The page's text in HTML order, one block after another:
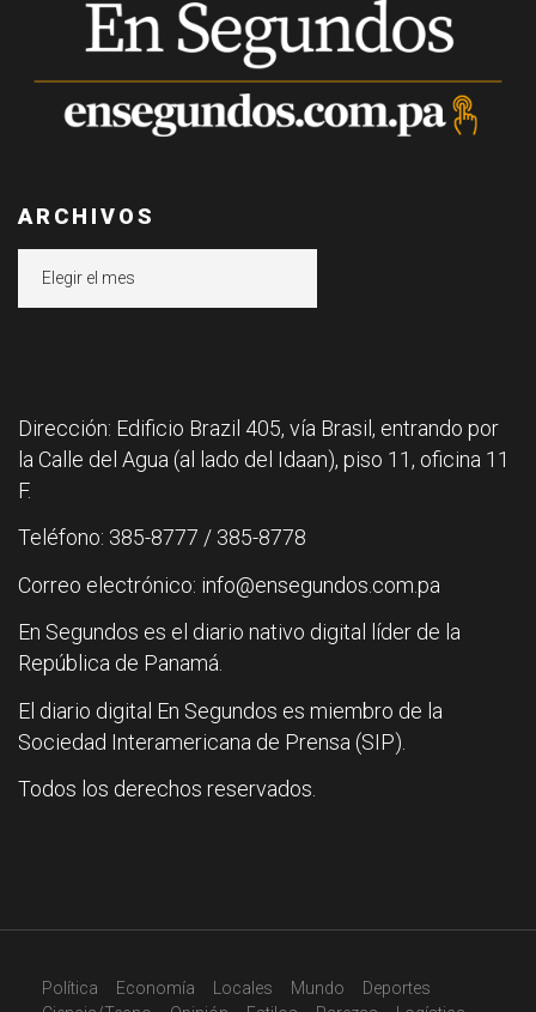
ARCHIVOS
Dirección: Edificio Brazil 405, vía Brasil, entrando por
la Calle del Agua (al lado del Idaan), piso 11, oficina 11
F.
Teléfono: 385-8777 / 385-8778
Correo electrónico: info@ensegundos.com.pa
En Segundos es el diario nativo digital líder de la
República de Panamá.
El diario digital En Segundos es miembro de la
Sociedad Interamericana de Prensa (SIP).
Todos los derechos reservados.
Política Economía Locales Mundo
Deportes